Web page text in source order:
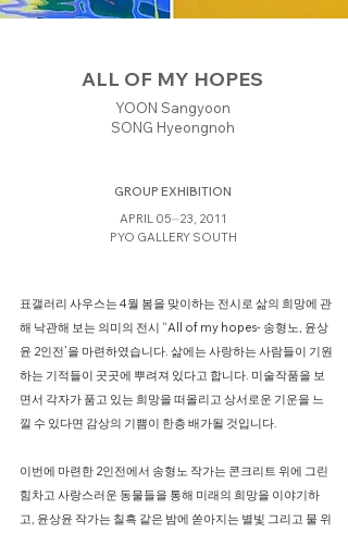
ALL OF MY HOPES
YOON Sangyoon
SONG Hyeongnoh
GROUP EXHIBITION
APRIL 05⏤23, 2011
PYO GALLERY SOUTH
표갤러리 사우스는 4월 봄을 맞이하는 전시로 삶의 희망에 관
해 낙관해 보는 의미의 전시 “All of my hopes- 송형노, 윤상
윤 2인전’을 마련하였습니다. 삶에는 사랑하는 사람들이 기원
하는 기적들이 곳곳에 뿌려져 있다고 합니다. 미술작품을 보
면서 각자가 품고 있는 희망을 떠올리고 상서로운 기운을 느
낄 수 있다면 감상의 기쁨이 한층 배가될 것입니다.
​이번에 마련한 2인전에서 송형노 작가는 콘크리트 위에 그린
힘차고 사랑스러운 동물들을 통해 미래의 희망을 이야기하
고, 윤상윤 작가는 칠흑 같은 밤에 쏟아지는 별빛 그리고 물 위